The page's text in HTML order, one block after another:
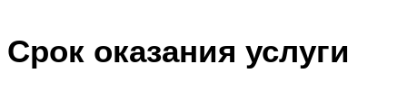
Срок оказания услуги